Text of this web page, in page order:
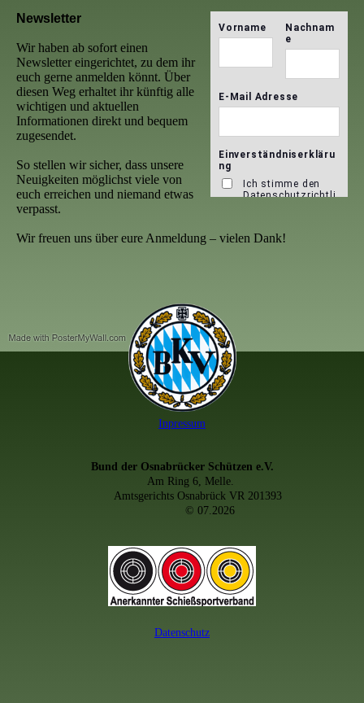
Newsletter
Wir haben ab sofort einen
Newsletter eingerichtet, zu dem ihr
euch gerne anmelden könnt. Über
diesen Weg erhaltet ihr künftig alle
wichtigen und aktuellen
Informationen direkt und bequem
zugesendet.
So stellen wir sicher, dass unsere
Neuigkeiten möglichst viele von
euch erreichen und niemand etwas
verpasst.
Wir freuen uns über eure Anmeldung – vielen Dank!
Inpressum
Bund der Osnabrücker Schützen e.V.
Am Ring 6, Melle.
Amtsgerichts Osnabrück VR 201393
© 07.2026
Datenschutz